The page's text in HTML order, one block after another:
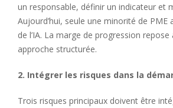
un responsable, définir un indicateur et
Aujourd’hui, seule une minorité de PME
de l’IA. La marge de progression
approche structurée.
2. Intégrer les risques dans la
Trois risques principaux doivent être